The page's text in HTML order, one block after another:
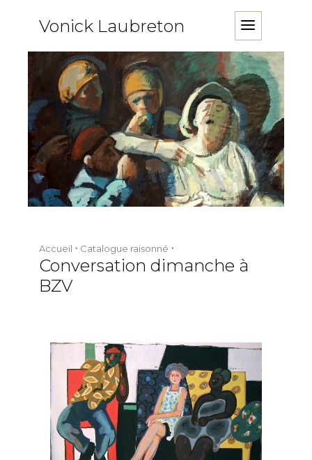
Vonick Laubreton
Accueil Catalogue raisonné
Conversation dimanche à
BZV